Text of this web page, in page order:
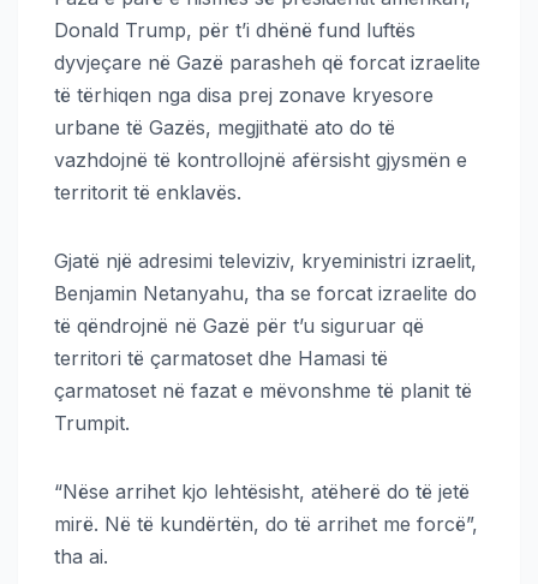
Donald Trump, për t’i dhënë fund luftës
dyvjeçare në Gazë parasheh që forcat izraelite
të tërhiqen nga disa prej zonave kryesore
urbane të Gazës, megjithatë ato do të
vazhdojnë të kontrollojnë afërsisht gjysmën e
territorit të enklavës.
Gjatë një adresimi televiziv, kryeministri izraelit,
Benjamin Netanyahu, tha se forcat izraelite do
të qëndrojnë në Gazë për t’u siguruar që
territori të çarmatoset dhe Hamasi të
çarmatoset në fazat e mëvonshme të planit të
Trumpit.
“Nëse arrihet kjo lehtësisht, atëherë do të jetë
mirë. Në të kundërtën, do të arrihet me forcë”,
tha ai.